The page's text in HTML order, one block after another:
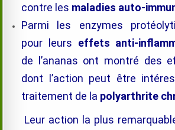
contre les maladies auto-
Parmi les enzymes
pour leurs effets anti-
de l’ananas ont montré des
dont l’action peut être
traitement de la polyarthrite
Leur action la plus